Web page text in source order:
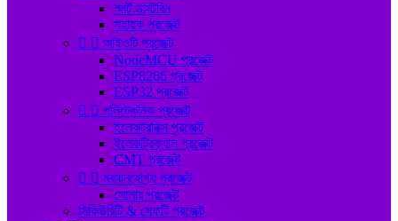
স্মার্ট ডাস্টবিন
সহায়ক প্রজেক্ট
  আইওটি প্রজেক্ট
NodeMCU প্রজেক্ট
ESP8266 প্রজেক্ট
ESP32 প্রজেক্ট
  পলিটেকনিক প্রজেক্ট
ইলেকট্রনিক্স প্রজেক্ট
ইলেকট্রিক্যাল প্রজেক্ট
CMT প্রজেক্ট
  নবায়নযোগ্য প্রজেক্ট
সোলার প্রজেক্ট
সিকিউরিটি & সেফটি প্রজেক্ট